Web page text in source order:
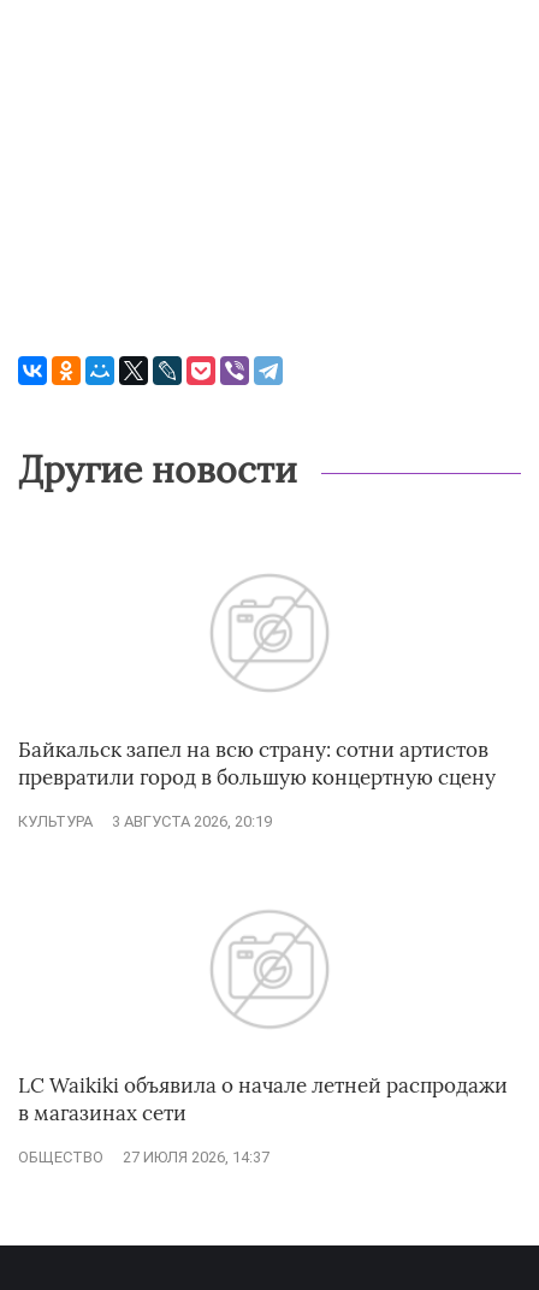
Другие новости
Байкальск запел на всю страну: сотни артистов
превратили город в большую концертную сцену
КУЛЬТУРА 3 АВГУСТА 2026, 20:19
LC Waikiki объявила о начале летней распродажи
в магазинах сети
ОБЩЕСТВО 27 ИЮЛЯ 2026, 14:37